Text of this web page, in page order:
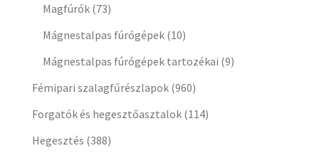
Magfúrók (73)
Mágnestalpas fúrógépek (10)
Mágnestalpas fúrógépek tartozékai (9)
Fémipari szalagfűrészlapok (960)
Forgatók és hegesztőasztalok (114)
Hegesztés (388)